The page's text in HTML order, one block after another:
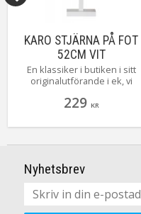
KARO STJÄRNA PÅ FOT
52CM VIT
En klassiker i butiken i sitt
originalutförande i ek, vi
med öppna armar, en stilren
våra hem, finns i 3 storlekar
familjen.
229 KR
Nyhetsbrev